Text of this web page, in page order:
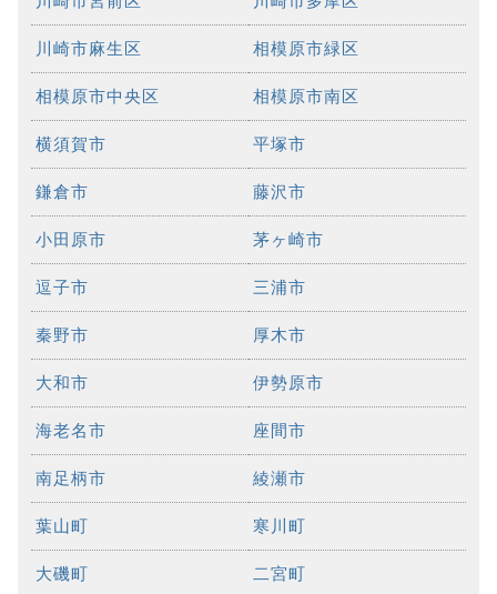
川崎市麻生区 相模原市緑区
相模原市中央区 相模原市南区
横須賀市 平塚市
鎌倉市 藤沢市
小田原市 茅ヶ崎市
逗子市 三浦市
秦野市 厚木市
大和市 伊勢原市
海老名市 座間市
南足柄市 綾瀬市
葉山町 寒川町
大磯町 二宮町